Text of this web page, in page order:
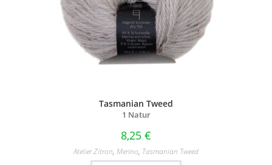
Tasmanian Tweed
1 Natur
8,25 €
Atelier Zitron, Merino, Tasmanian Tweed